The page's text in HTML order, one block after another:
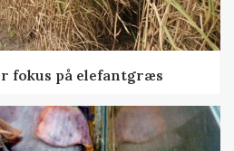
fokus på elefantgræs